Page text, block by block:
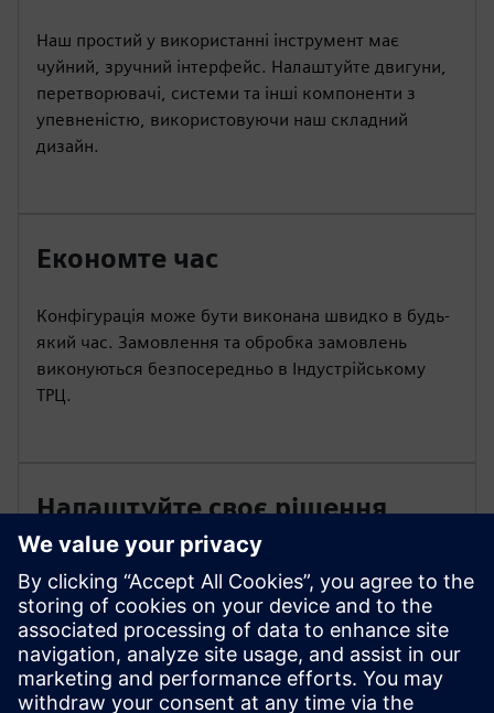
Наш простий у використанні інструмент має
чуйний, зручний інтерфейс. Налаштуйте двигуни,
перетворювачі, системи та інші компоненти з
упевненістю, використовуючи наш складний
дизайн.
Економте час
Конфігурація може бути виконана швидко в будь-
який час. Замовлення та обробка замовлень
виконуються безпосередньо в Індустрійському
ТРЦ.
Налаштуйте своє рішення
Конфігуратор продуктів Siemens об'єднує всі
відповідні продукти в одному інтелектуальному
інструменті — від SIMOTICS до SINUMERIK та
SIMOGEAR. Існують мільярди комбінацій для
вашого приводного рішення.